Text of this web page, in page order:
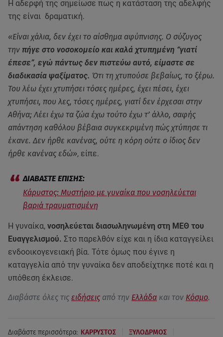
Η αδερφή της σημείωσε πως η κατάσταση της αδελφής
της είναι δραματική.
«Είναι χάλια, δεν έχει το αίσθημα αφύπνισης. Ο σύζυγος
την πήγε στο νοσοκομείο και καλά χτυπημένη “γιατί
έπεσε”, εγώ πάντως δεν πιστεύω αυτό, είμαστε σε
διαδικασία ψαξίματος. Ότι τη χτυπούσε βεβαίως, το ξέρω.
Του λέω έχει χτυπήσει τόσες ημέρες, έχει πέσει, έχει
χτυπήσει, που λες, τόσες ημέρες, γιατί δεν έρχεσαι στην
Αθήνα; Λέει έχω τα ζώα έχω τούτο έχω τ’ άλλο, σαφής
απάντηση καθόλου βέβαια συγκεκριμένη πώς χτύπησε τι
έκανε. Δεν ήρθε κανένας, ούτε η κόρη ούτε ο ίδιος δεν
ήρθε κανένας εδώ», είπε.
Κάρυστος: Μυστήριο με γυναίκα που νοσηλεύεται
βαριά τραυματισμένη
Η γυναίκα, νοσηλεύεται διασωληνωμένη στη ΜΕΘ του
Ευαγγελισμού. Στο παρελθόν είχε και η ίδια καταγγείλει
ενδοοικογενειακή βία. Τότε όμως που έγινε η
καταγγελία από την γυναίκα δεν αποδείχτηκε ποτέ και η
υπόθεση έκλεισε.
Διαβάστε όλες τις ειδήσεις από την Ελλάδα και τον Κόσμο.
Διαβάστε περισσότερα: ΚΑΡΡΥΣΤΟΣ ΞΥΛΟΔΡΜΟΣ